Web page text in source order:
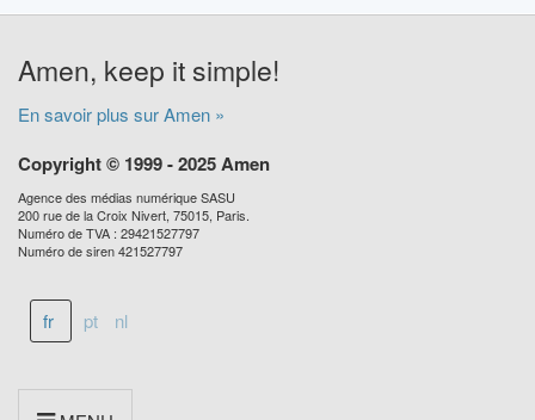
Amen, keep it simple!
En savoir plus sur Amen »
Copyright © 1999 - 2025 Amen
Agence des médias numérique SASU
200 rue de la Croix Nivert, 75015, Paris.
Numéro de TVA : 29421527797
Numéro de siren 421527797
fr pt nl